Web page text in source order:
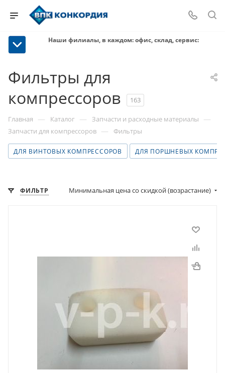
Наши филиалы, в каждом: офис, склад, сервис:
Фильтры для
компрессоров
163
Главная — Каталог — Запчасти и расходные материалы —
Запчасти для компрессоров — Фильтры
ДЛЯ ВИНТОВЫХ КОМПРЕССОРОВ ДЛЯ ПОРШНЕВЫХ
ФИЛЬТР Минимальная цена со скидкой (возрастание)